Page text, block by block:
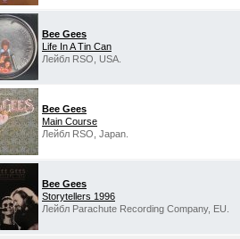
Bee Gees
Life In A Tin Can
Лейбл RSO, USA.
Bee Gees
Main Course
Лейбл RSO, Japan.
Bee Gees
Storytellers 1996
Лейбл Parachute Recording Company, EU.